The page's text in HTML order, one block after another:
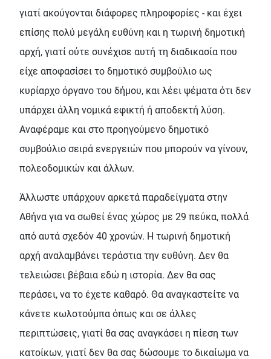
γιατί ακούγονται διάφορες πληροφορίες - και έχει
επίσης πολύ μεγάλη ευθύνη και η τωρινή δημοτική
αρχή, γιατί ούτε συνέχισε αυτή τη διαδικασία που
είχε αποφασίσει το δημοτικό συμβούλιο ως
κυρίαρχο όργανο του δήμου, και λέει ψέματα ότι δεν
υπάρχει άλλη νομικά εφικτή ή αποδεκτή λύση.
Αναφέραμε και στο προηγούμενο δημοτικό
συμβούλιο σειρά ενεργειών που μπορούν να γίνουν,
πολεοδομικών και άλλων.
Άλλωστε υπάρχουν αρκετά παραδείγματα στην
Αθήνα για να σωθεί ένας χώρος με 29 πεύκα, πολλά
από αυτά σχεδόν 40 χρονών. Η τωρινή δημοτική
αρχή αναλαμβάνει τεράστια την ευθύνη. Δεν θα
τελειώσει βέβαια εδώ η ιστορία. Δεν θα σας
περάσει, να το έχετε καθαρό. Θα αναγκαστείτε να
κάνετε κωλοτούμπα όπως και σε άλλες
περιπτώσεις, γιατί θα σας αναγκάσει η πίεση των
κατοίκων, γιατί δεν θα σας δώσουμε το δικαίωμα να